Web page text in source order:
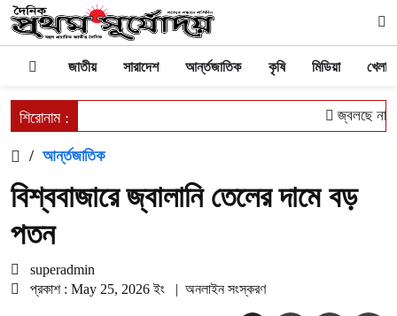
জাতীয় সারাদেশ আর্ন্তজাতিক কৃষি মিডিয়া
শিরোনাম : জ্বলছে না
/ আর্ন্তজাতিক
বিশ্ববাজারে জ্বালানি তেলের দামে বড়
পতন
superadmin
প্রকাশ : May 25, 2026 ইং
| অনলাইন সংস্করণ